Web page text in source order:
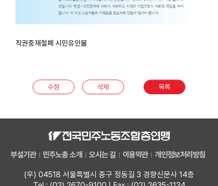
직권중재철폐 시민유인물
수정 삭제 목록
부설기관 민주노총 소개 오시는 길 이용약관 개인정보처리방침
(우) 04518 서울특별시 중구 정동길 3 경향신문사 14층